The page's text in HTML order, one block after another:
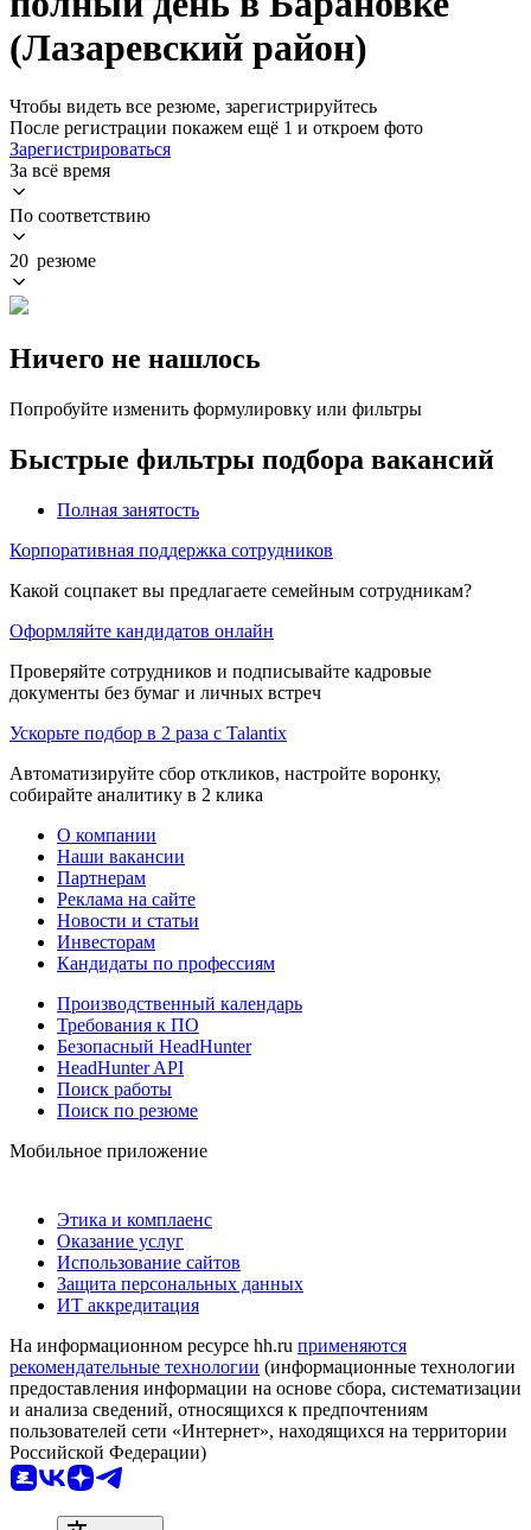
(Лазаревский район)
Чтобы видеть все резюме, зарегистрируйтесь
После регистрации покажем ещё 1 и откроем фото
Зарегистрироваться
За всё время
По соответствию
20 резюме
Ничего не нашлось
Попробуйте изменить формулировку или фильтры
Быстрые фильтры подбора вакансий
Полная занятость
Корпоративная поддержка сотрудников
Какой соцпакет вы предлагаете семейным сотрудникам?
Оформляйте кандидатов онлайн
Проверяйте сотрудников и подписывайте кадровые
документы без бумаг и личных встреч
Ускорьте подбор в 2 раза с Talantix
Автоматизируйте сбор откликов, настройте воронку,
собирайте аналитику в 2 клика
О компании
Наши вакансии
Партнерам
Реклама на сайте
Новости и статьи
Инвесторам
Кандидаты по профессиям
Производственный календарь
Требования к ПО
Безопасный HeadHunter
HeadHunter API
Поиск работы
Поиск по резюме
Мобильное приложение
Этика и комплаенс
Оказание услуг
Использование сайтов
Защита персональных данных
ИТ аккредитация
На информационном ресурсе hh.ru применяются
рекомендательные технологии (информационные технологии
предоставления информации на основе сбора, систематизации
и анализа сведений, относящихся к предпочтениям
пользователей сети «Интернет», находящихся на территории
Российской Федерации)